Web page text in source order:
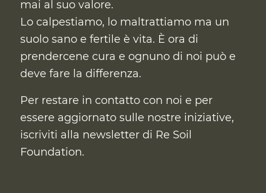
mai al suo valore.
Lo calpestiamo, lo maltrattiamo ma un
suolo sano e fertile è vita. È ora di
prendercene cura e ognuno di noi può e
deve fare la differenza.
Per restare in contatto con noi e per
essere aggiornato sulle nostre iniziative,
iscriviti alla newsletter di Re Soil
Foundation.